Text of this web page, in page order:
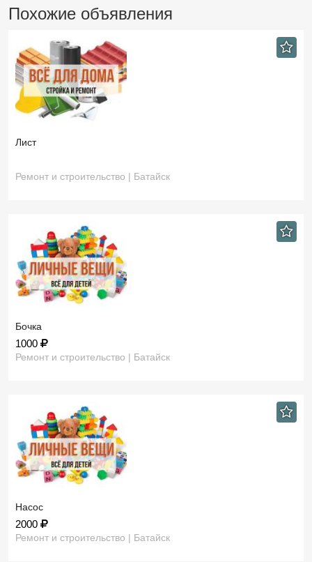
Похожие объявления
Лист
Ремонт и строительство | Батайск
Бочка
1000
Ремонт и строительство | Батайск
Насос
2000
Ремонт и строительство | Батайск